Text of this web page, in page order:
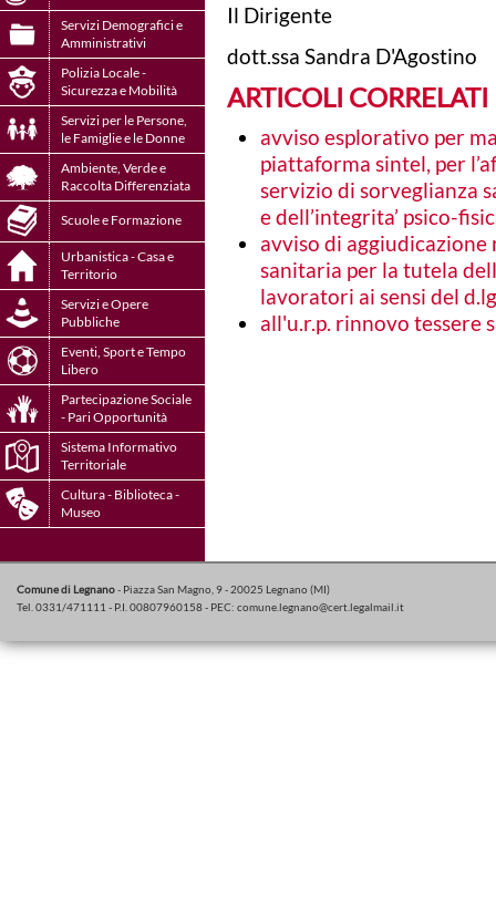
Servizi Demografici e
Amministrativi
Polizia Locale -
Sicurezza e Mobilità
Servizi per le Persone,
le Famiglie e le Donne
Ambiente, Verde e
Raccolta Differenziata
Scuole e Formazione
Urbanistica - Casa e
Territorio
Servizi e Opere
Pubbliche
Eventi, Sport e Tempo
Libero
Partecipazione Sociale
- Pari Opportunità
Sistema Informativo
Territoriale
Cultura - Biblioteca -
Museo
Il Dirigente
dott.ssa Sandra D'Agostino
ARTICOLI CORRELATI
avviso esplorativo per
piattaforma sintel, per
servizio di sorveglianza
e dell’integrita’ psico-
avviso di
sanitaria per la tutela
lavoratori ai sensi del
all'u.r.p. rinnovo tessere
Comune di Legnano- Piazza San Magno, 9 - 20025 Legnano (MI)
Tel. 0331/471111 - P.I. 00807960158 - PEC: comune.legnano@cert.legalmail.it